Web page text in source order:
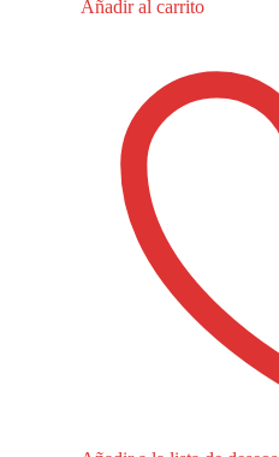
Añadir al carrito